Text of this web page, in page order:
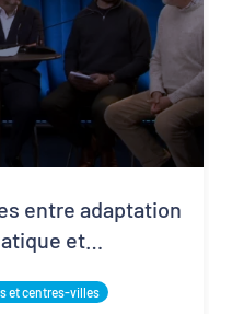
et centres-villes
entre adaptation
et
du 7 octobre